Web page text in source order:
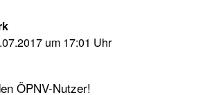
um 17:01 Uhr
ÖPNV-Nutzer!